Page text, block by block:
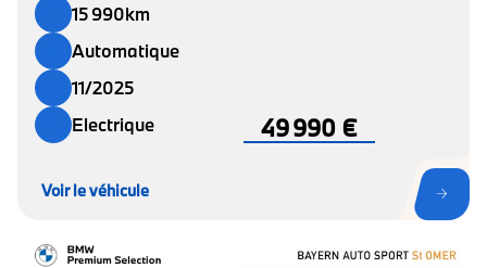
15 990km
Automatique
11/2025
Electrique
49 990 €
Voir le véhicule